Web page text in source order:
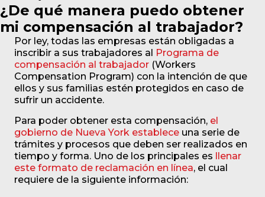
¿De qué manera puedo obtener
mi compensación al trabajador?
Por ley, todas las empresas están obligadas a
inscribir a sus trabajadores al Programa de
compensación al trabajador (Workers
Compensation Program) con la intención de que
ellos y sus familias estén protegidos en caso de
sufrir un accidente.
Para poder obtener esta compensación, el
gobierno de Nueva York establece una serie de
trámites y procesos que deben ser realizados en
tiempo y forma. Uno de los principales es llenar
este formato de reclamación en línea, el cual
requiere de la siguiente información: